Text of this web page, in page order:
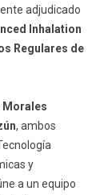
adjudicado
Inhalation
Regulares de
Morales
, ambos
y
a un equipo